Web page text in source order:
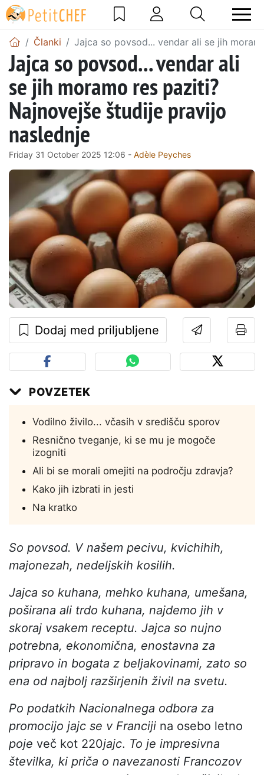
Članki Jajca so povsod... vendar ali se jih
Jajca so povsod... vendar ali
se jih moramo res paziti?
Najnovejše študije pravijo
naslednje
Friday 31 October 2025 12:06 - Adèle Peyches
Dodaj med priljubljene
POVZETEK
Vodilno živilo... včasih v središču sporov
Resnično tveganje, ki se mu je mogoče
izogniti
Ali bi se morali omejiti na področju zdravja?
Kako jih izbrati in jesti
Na kratko
So povsod. V našem pecivu, kvichihih,
majonezah, nedeljskih kosilih.
Jajca so kuhana, mehko kuhana, umešana,
poširana ali trdo kuhana, najdemo jih v
skoraj vsakem receptu. Jajca so nujno
potrebna, ekonomična, enostavna za
pripravo in bogata z beljakovinami, zato so
ena od najbolj razširjenih živil na svetu.
Po podatkih Nacionalnega odbora za
promocijo jajc se v Franciji na osebo letno
poje več kot 220jajc. To je impresivna
številka, ki priča o navezanosti Francozov